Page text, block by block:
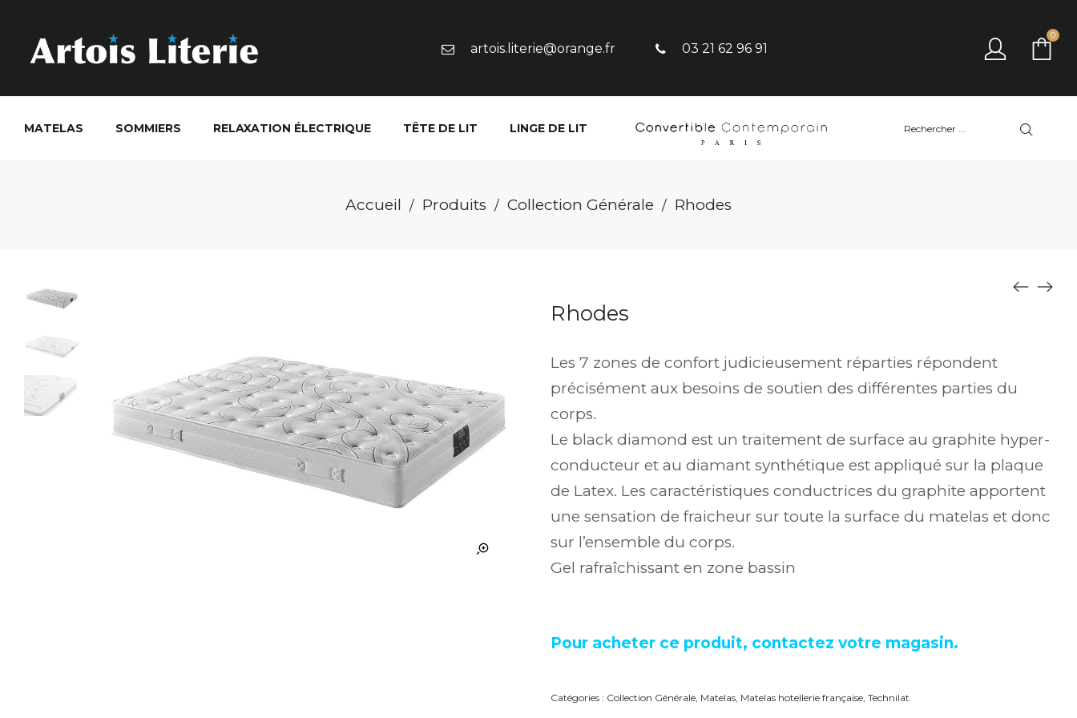
artois.literie@orange.fr 03 21 62 96 91
0
MATELAS SOMMIERS RELAXATION ÉLECTRIQUE TÊTE DE LIT LINGE DE LIT
Accueil / Produits / Collection Générale / Rhodes
Rhodes
Les 7 zones de confort judicieusement réparties répondent
précisément aux besoins de soutien des différentes parties du
corps.
Le black diamond est un traitement de surface au graphite hyper-
conducteur et au diamant synthétique est appliqué sur la plaque
de Latex. Les caractéristiques conductrices du graphite apportent
une sensation de fraicheur sur toute la surface du matelas et donc
sur l’ensemble du corps.
Gel rafraîchissant en zone bassin
Pour acheter ce produit, contactez votre magasin.
Catégories : Collection Générale Matelas Matelas hotellerie française Technilat